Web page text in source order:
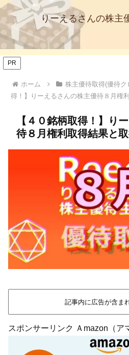
りーえるさんの株主
PR
ホーム 株主優待取得(優待ク
得！】りーえるさんの株主優待８月権
【４０銘柄取得！】り
待８月権利取得結果と
記事内に広告が含ま
スポンサーリンク Ａmazon（ア